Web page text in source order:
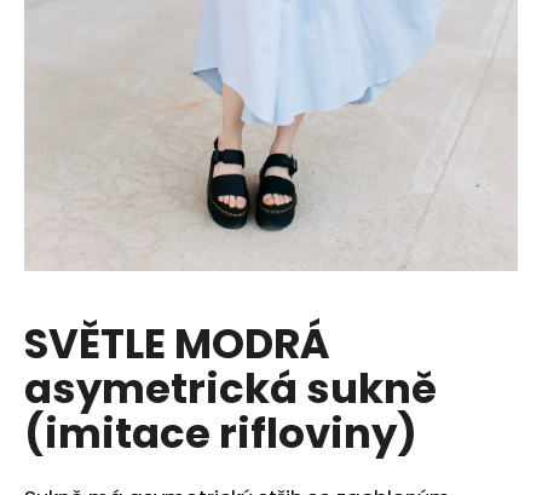
SVĚTLE MODRÁ
asymetrická sukně
(imitace rifloviny)
D
o
p
o